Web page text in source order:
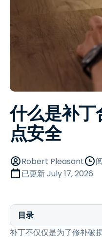
什么是补
点安全
Robert Pleasant
已更新July 17, 2026
目录
补丁不仅仅是为了修补破